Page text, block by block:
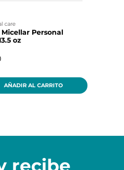
care
Personal
oz
AÑADIR AL CARRITO
recibe